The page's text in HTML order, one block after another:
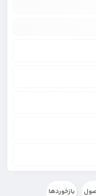
بازخوردها